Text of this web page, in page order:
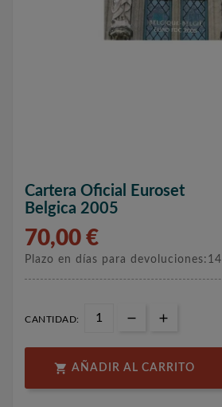
Cartera Oficial Euroset
Belgica 2005
70,00 €
Plazo en días para devoluciones:14
CANTIDAD:
 AÑADIR AL CARRITO